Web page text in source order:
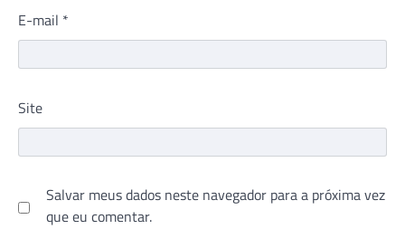
E-mail *
Site
Salvar meus dados neste navegador para a próxima vez
que eu comentar.